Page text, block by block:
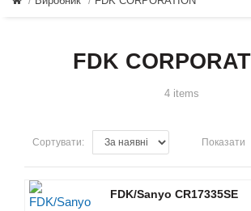
FDK
4 items
Сортувати: Показати
FDK/Sanyo CR17335SE